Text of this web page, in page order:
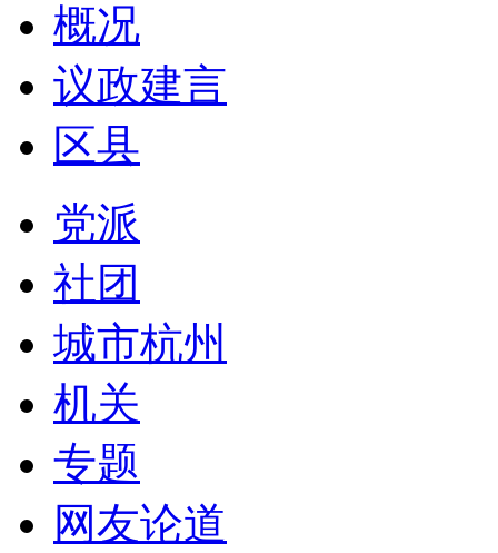
概况
议政建言
区县
党派
社团
城市杭州
机关
专题
网友论道